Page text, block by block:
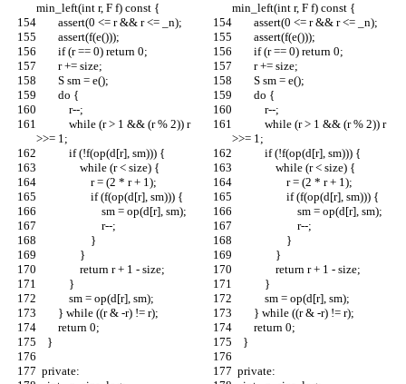
min_left(int r, F f) const {
min_left(int r, F f) const {
        assert(0 <= r && r <= _n);
        assert(0 <= r && r <= _n);
        assert(f(e()));
        assert(f(e()));
        if (r == 0) return 0;
        if (r == 0) return 0;
        r += size;
        r += size;
        S sm = e();
        S sm = e();
        do {
        do {
            r--;
            r--;
>>= 1;
>>= 1;
            if (!f(op(d[r], sm))) {
            if (!f(op(d[r], sm))) {
                while (r < size) {
                while (r < size) {
                    r = (2 * r + 1);
                    r = (2 * r + 1);
                    if (f(op(d[r], sm))) {
                    if (f(op(d[r], sm))) {
                        sm = op(d[r], sm);
                        sm = op(d[r], sm);
                        r--;
                        r--;
                    }
                    }
                }
                }
                return r + 1 - size;
                return r + 1 - size;
            }
            }
            sm = op(d[r], sm);
            sm = op(d[r], sm);
        } while ((r & -r) != r);
        } while ((r & -r) != r);
        return 0;
        return 0;
    }
    }
  private:
  private: